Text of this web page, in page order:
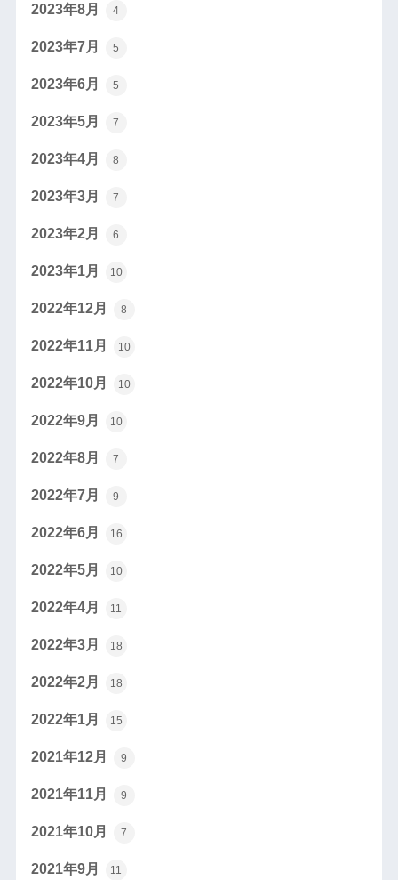
2023年8月 4
2023年7月 5
2023年6月 5
2023年5月 7
2023年4月 8
2023年3月 7
2023年2月 6
2023年1月 10
2022年12月 8
2022年11月 10
2022年10月 10
2022年9月 10
2022年8月 7
2022年7月 9
2022年6月 16
2022年5月 10
2022年4月 11
2022年3月 18
2022年2月 18
2022年1月 15
2021年12月 9
2021年11月 9
2021年10月 7
2021年9月 11